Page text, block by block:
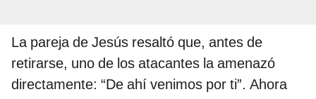
La pareja de Jesús resaltó que, antes de
retirarse, uno de los atacantes la amenazó
directamente: “De ahí venimos por ti”. Ahora